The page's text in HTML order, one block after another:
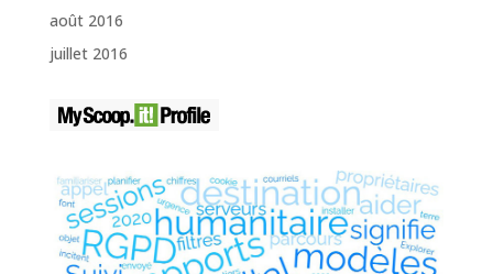
août 2016
juillet 2016